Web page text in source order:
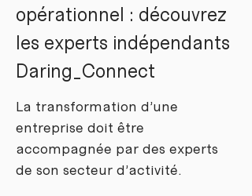
opérationnel : découvrez
les experts indépendants
Daring_Connect
La transformation d’une
entreprise doit être
accompagnée par des experts
de son secteur d’activité.